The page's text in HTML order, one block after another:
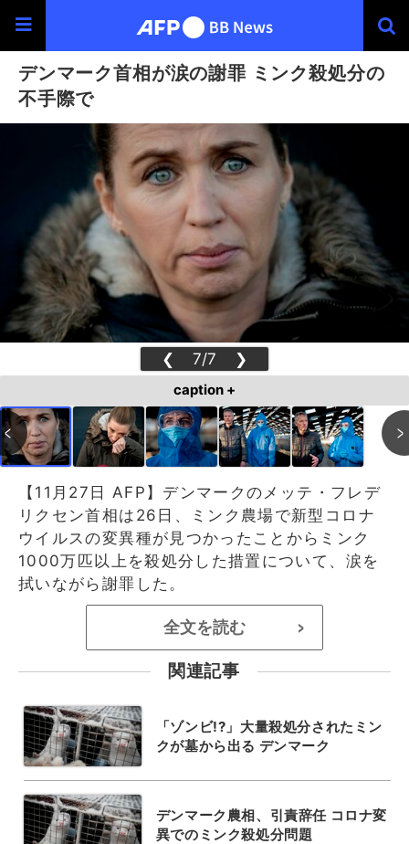
デンマーク首相が涙の謝罪 ミンク殺処分の
不手際で
❮ 7/7 ❯
caption +
【11月27日 AFP】デンマークのメッテ・フレデ
リクセン首相は26日、ミンク農場で新型コロナ
ウイルスの変異種が見つかったことからミンク
1000万匹以上を殺処分した措置について、涙を
拭いながら謝罪した。
全文を読む >
関連記事
「ゾンビ!?」大量殺処分されたミン
クが墓から出る デンマーク
デンマーク農相、引責辞任 コロナ変
異でのミンク殺処分問題